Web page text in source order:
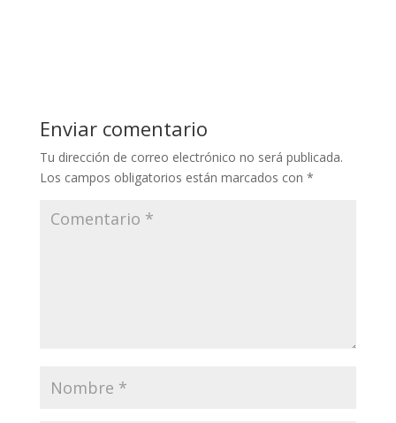
Enviar comentario
Tu dirección de correo electrónico no será publicada.
Los campos obligatorios están marcados con *